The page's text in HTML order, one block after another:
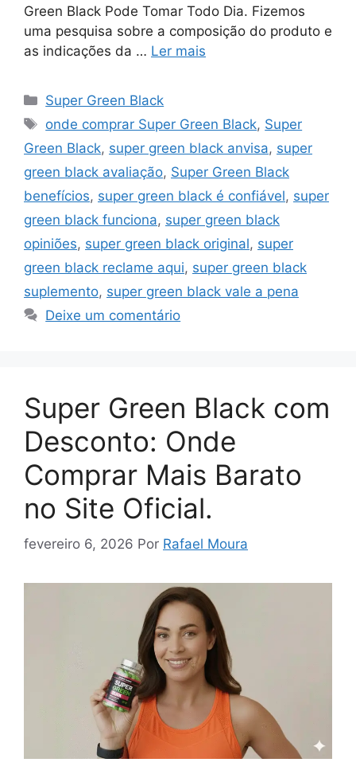
Green Black Pode Tomar Todo Dia. Fizemos
uma pesquisa sobre a composição do produto e
as indicações da … Ler mais
Categorias
Super Green Black
Tags
onde comprar Super Green Black, Super
Green Black, super green black anvisa, super
green black avaliação, Super Green Black
benefícios, super green black é confiável, super
green black funciona, super green black
opiniões, super green black original, super
green black reclame aqui, super green black
suplemento, super green black vale a pena
Deixe um comentário
Super Green Black com
Desconto: Onde
Comprar Mais Barato
no Site Oficial.
fevereiro 6, 2026 Por Rafael Moura